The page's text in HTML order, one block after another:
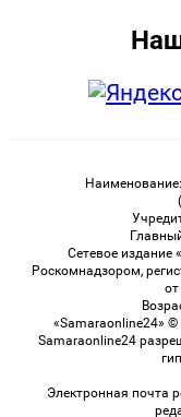
Наименование:
Сетевое издание
Роскомнадзором,
«Samaraonline24»
Samaraonline24
Электронная почта